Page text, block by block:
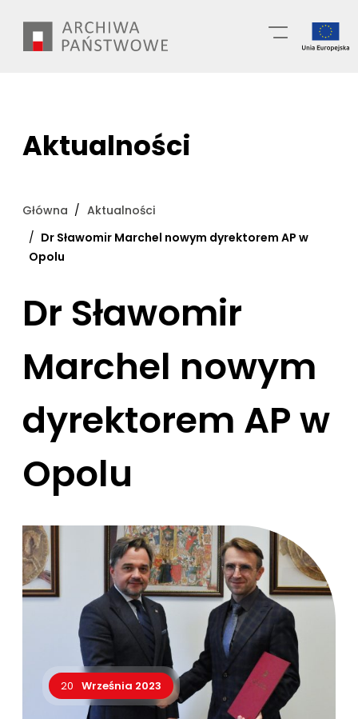
treści
Aktualności
Główna
Aktualności
Dr Sławomir Marchel nowym dyrektorem AP w
Opolu
Dr Sławomir
Marchel nowym
dyrektorem AP w
Opolu
20 Września 2023